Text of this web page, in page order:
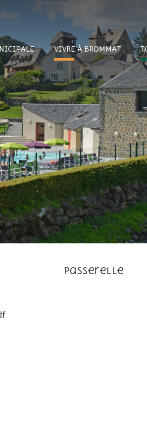
VIVRE ÀBROMMAT
Passerelle